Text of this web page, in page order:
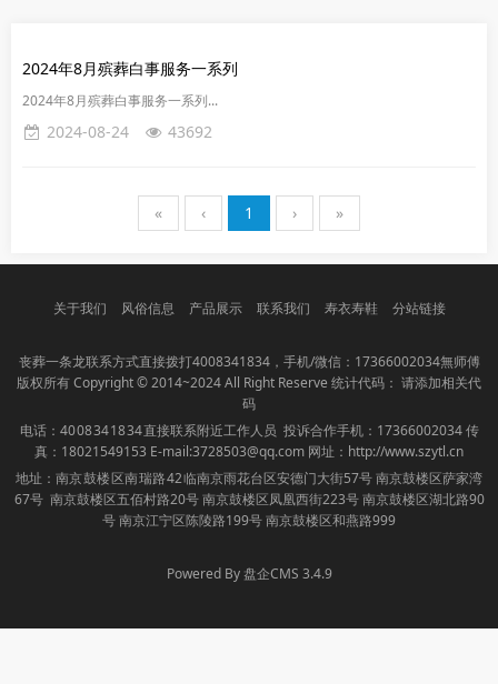
2024年8月殡葬白事服务一系列
2024年8月殡葬白事服务一系列...
2024-08-24 43692
« ‹ 1 › »
关于我们 风俗信息 产品展示 联系我们 寿衣寿鞋 分站链接
丧葬一条龙联系方式直接拨打4008341834，手机/微信：17366002034無师傅
版权所有 Copyright © 2014~2024 All Right Reserve 统计代码： 请添加相关代
码
电话： 4008341834直接联系附近工作人员 投诉合作手机：17366002034 传
真：18021549153 E-mail:3728503@qq.com 网址： http://www.szytl.cn
地址： 南京鼓楼区南瑞路42临南京雨花台区安德门大街57号 南京鼓楼区萨家湾
67号 南京鼓楼区五佰村路20号 南京鼓楼区凤凰西街223号 南京鼓楼区湖北路90
号 南京江宁区陈陵路199号 南京鼓楼区和燕路999
Powered By 盘企CMS 3.4.9
盘企CMS